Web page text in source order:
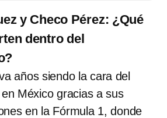
y Checo Pérez: ¿Qué
dentro del
años siendo la cara del
México gracias a sus
en la Fórmula 1, donde